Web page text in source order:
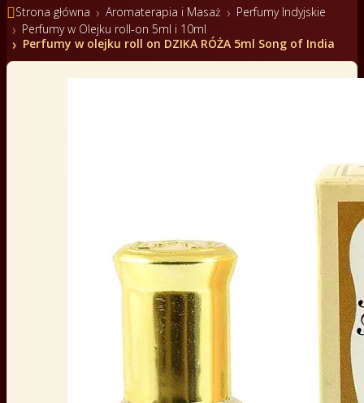
Strona główna Aromaterapia i Masaż
Perfumy Indyjskie
Perfumy w Olejku roll-on 5ml i 10ml
Perfumy w olejku roll on DZIKA RÓŻA 5ml Song of India